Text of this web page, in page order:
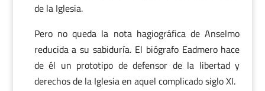
de la Iglesia.
Pero no queda la nota hagiográfica de Anselmo
reducida a su sabiduría. El biógrafo Eadmero hace
de él un prototipo de defensor de la libertad y
derechos de la Iglesia en aquel complicado siglo XI.